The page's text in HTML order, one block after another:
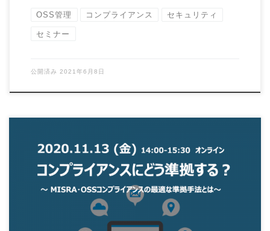
OSS管理 コンプライアンス セキュリティ
セミナー
公開済み 2021年6月8日
本セミナーでは、ソフトウェア開発における「コンプライア
ンス」に着目し、MISRA・OSSの2つの視点 […]